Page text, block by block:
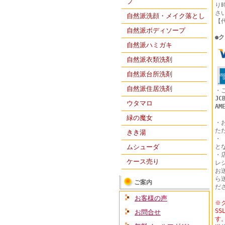
自然派洗顔・メイク落とし
自然派ボディソープ
自然派ハミガキ
自然派衣類洗剤
自然派台所洗剤
自然派住居洗剤
ウタマロ
緑の魔女
きき湯
ムシューダ
ケース売り
ご案内
お客様の声
お問合せ
り
さ
●
・
JCB
・
た
・
と
・
レ
お
ら
だ
※
す